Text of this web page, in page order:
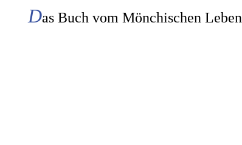
Das Buch vom Mönchischen Leben